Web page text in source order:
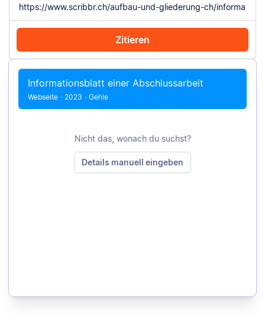
Zitieren
Mit Chrome zitieren Manuell zitieren
Informationsblatt einer Abschlussarbeit
Webseite · 2023 · Gehle
Nicht das, wonach du suchst?
Details manuell eingeben